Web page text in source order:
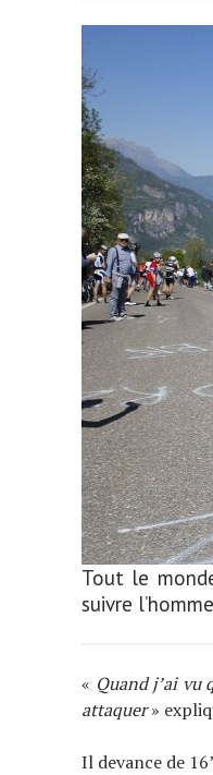
Tout le
suivre
« Quand j’ai vu
attaquer»
Il devance de